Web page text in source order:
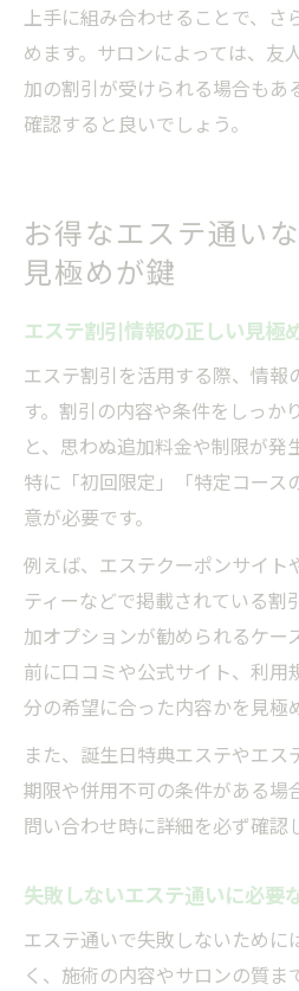
上手に組み合わせることで、
めます。サロンによっては、友
加の割引が受けられる場合もあ
確認すると良いでしょう。
お得なエステ通い
見極めが鍵
エステ割引情報の正しい見極
エステ割引を活用する際、情報
す。割引の内容や条件をしっか
と、思わぬ追加料金や制限が発
特に「初回限定」「特定コース
意が必要です。
例えば、エステクーポンサイト
ティーなどで掲載されている割
加オプションが勧められるケー
前に口コミや公式サイト、利用
分の希望に合った内容かを見極
また、誕生日特典エステやエス
期限や併用不可の条件がある場
問い合わせ時に詳細を必ず確認
失敗しないエステ通いに必要
エステ通いで失敗しないために
く、施術の内容やサロンの質ま